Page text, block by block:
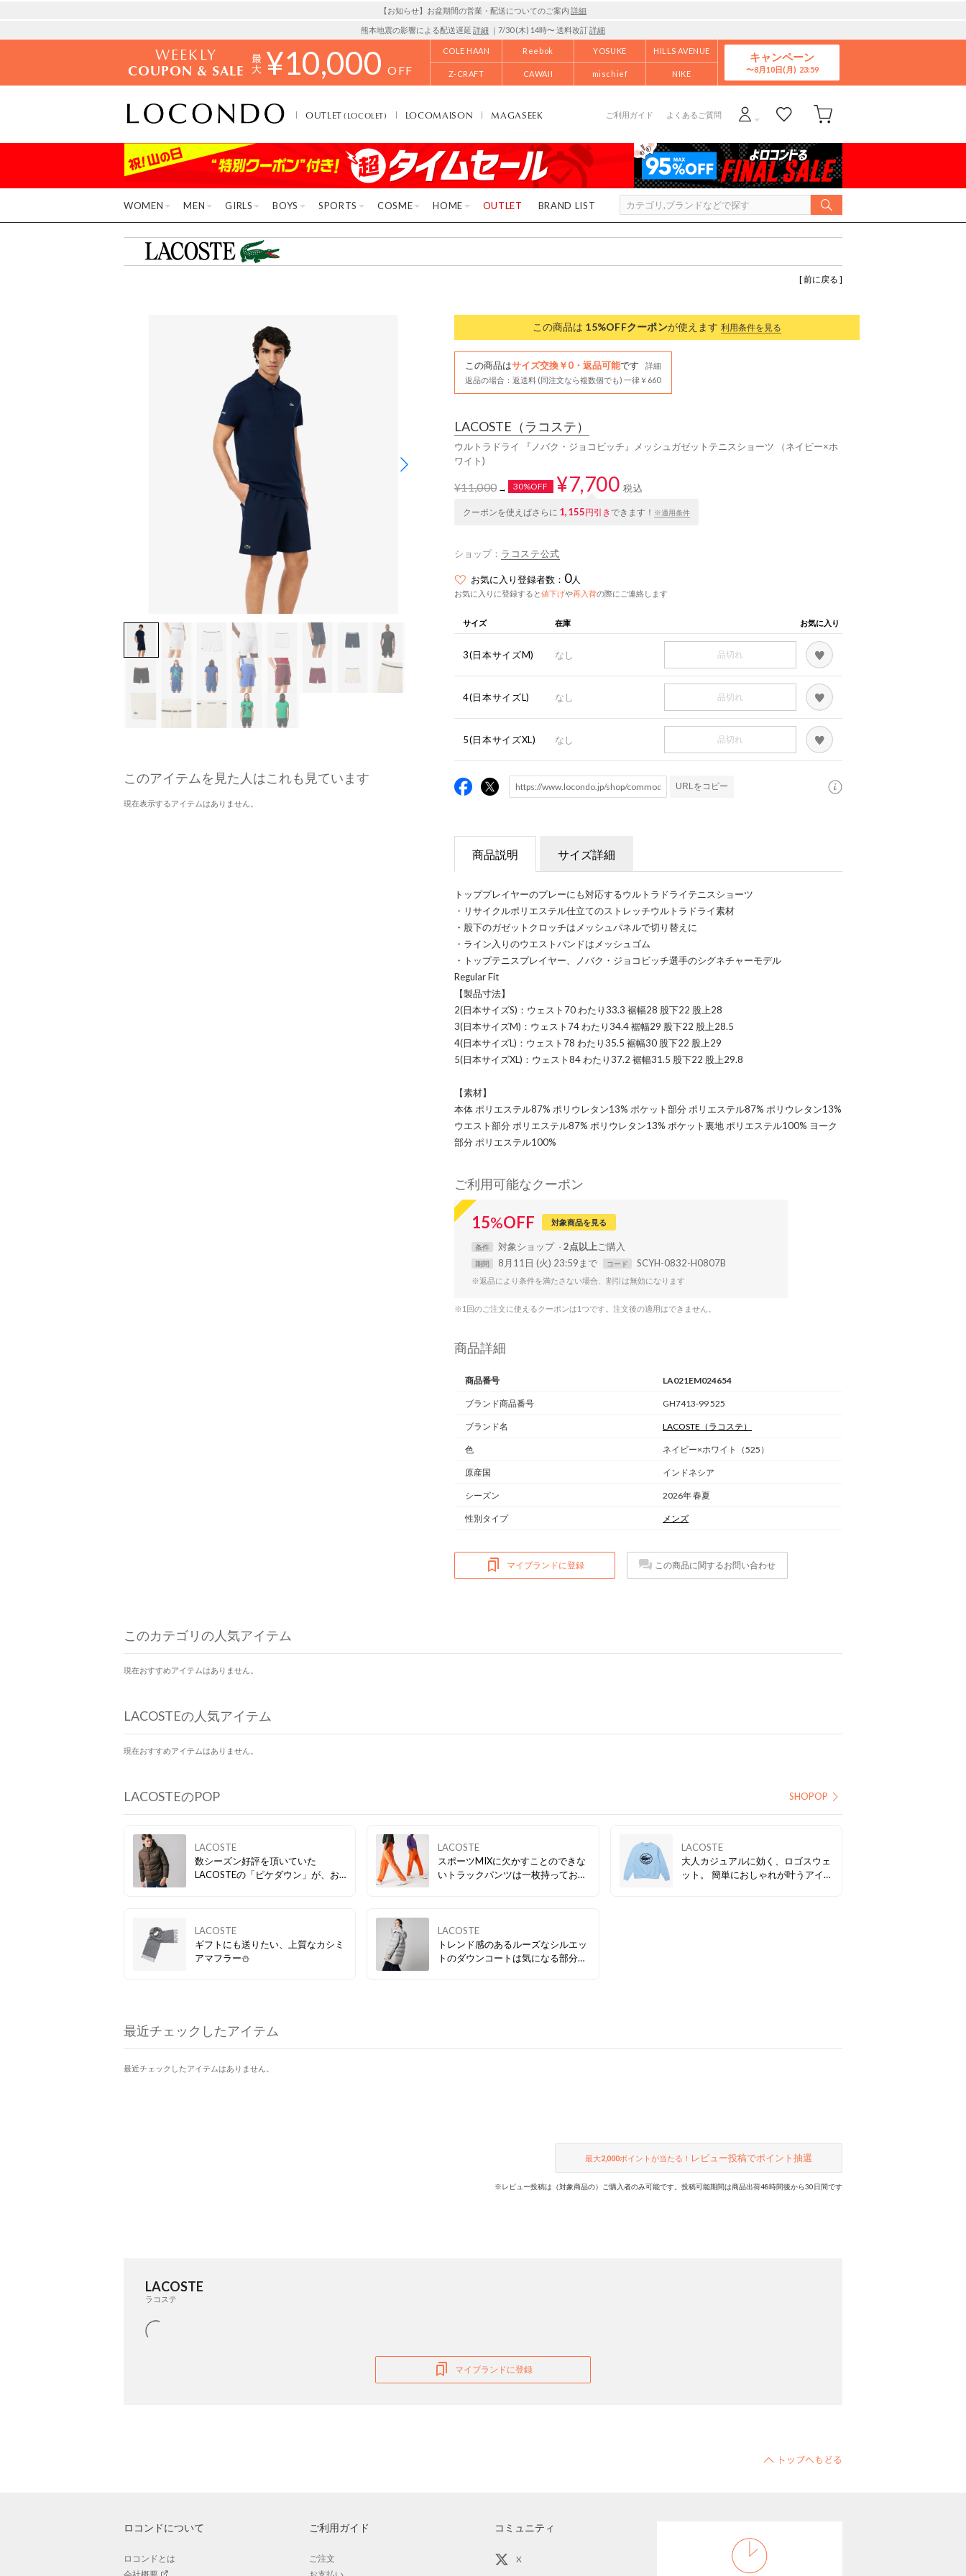
【お知らせ】お盆期間の営業・配送についてのご案内 詳細
熊本地震の影響による配送遅延 詳細 ｜7/30 (木) 14時〜 送料改訂詳細
WEEKLY
COUPON & SALE ¥10,000 OFF
COLE HAAN Reebok YOSUKE HILLS AVENUE
Z-CRAFT CAWAII mischief NIKE
キャンペーン
8月10日(月)
OUTLET(LOCOLET) LOCOMAISON MAGASEEK ご利用ガイド よくあるご質問
WOMEN MEN GIRLS BOYS SPORTS COSME HOME OUTLET BRAND LIST
[ 前に戻る ]
このアイテムを見た人はこれも見ています
現在表示するアイテムはありません。
この商品は 15%OFFクーポンが使えます 利用条件を見る
この商品はサイズ交換￥0・返品可能です
詳細
返品の場合：返送料 (同注文なら複数個でも) 一律￥660
LACOSTE （ラコステ）
ウルトラドライ 『ノバク・ジョコビッチ』メッシュガゼットテニスショーツ （ネイビー×ホ
ワイト)
¥11,000→ 30%OFF ¥7,700 税込
クーポンを使えばさらに 1,155円引きできます！ ※適用条件
ショップ： ラコステ公式
お気に入り登録者数： 0人
お気に入りに登録すると値下げや再入荷の際にご連絡します
サイズ 在庫 お気に入り
3(日本サイズM) なし 品切れ
4(日本サイズL) なし 品切れ
5(日本サイズXL) なし 品切れ
URLをコピー
商品説明 サイズ詳細
トッププレイヤーのプレーにも対応するウルトラドライテニスショーツ
・リサイクルポリエステル仕立てのストレッチウルトラドライ素材
・股下のガゼットクロッチはメッシュパネルで切り替えに
・ライン入りのウエストバンドはメッシュゴム
・トップテニスプレイヤー、ノバク・ジョコビッチ選手のシグネチャーモデル
Regular Fit
【製品寸法】
2(日本サイズS)：ウェスト70 わたり33.3 裾幅28 股下22 股上28
3(日本サイズM)：ウェスト74 わたり34.4 裾幅29 股下22 股上28.5
4(日本サイズL)：ウェスト78 わたり35.5 裾幅30 股下22 股上29
5(日本サイズXL)：ウェスト84 わたり37.2 裾幅31.5 股下22 股上29.8
【素材】
本体 ポリエステル87% ポリウレタン13% ポケット部分 ポリエステル87% ポリウレタン13%
ウエスト部分 ポリエステル87% ポリウレタン13% ポケット裏地 ポリエステル100% ヨーク
部分 ポリエステル100%
ご利用可能なクーポン
15%OFF 対象商品を見る
条件 対象ショップ 2点以上
期間 8月11日 (火) 23:59まで コード SCYH-0832-H0807B
※返品により条件を満たさない場合、割引は無効になります
※1回のご注文に使えるクーポンは1つです。注文後の適用はできません。
商品詳細
商品番号 LA021EM024654
ブランド商品番号 GH7413-99 525
ブランド名 LACOSTE （ラコステ）
色 ネイビー×ホワイト（525）
原産国 インドネシア
シーズン 2026年 春夏
性別タイプ メンズ
マイブランドに登録 この商品に関するお問い合わせ
このカテゴリの人気アイテム
現在おすすめアイテムはありません。
LACOSTEの人気アイテム
現在おすすめアイテムはありません。
LACOSTEのPOP SHOPOP
LACOSTE
数シーズン好評を頂いていた
LACOSTEの「ピケダウン」が、お
LACOSTE
スポーツMIXに欠かすことのできな
いトラックパンツは一枚持っておく
LACOSTE
大人カジュアルに効く、ロゴスウェ
ット。 簡単におしゃれが叶うアイテ
LACOSTE
ギフトにも送りたい、上質なカシミ
アマフラー⛄
LACOSTE
トレンド感のあるルーズなシルエッ
トのダウンコートは気になる部分も
最近チェックしたアイテム
最近チェックしたアイテムはありません。
最大2,000ポイントが当たる！ レビュー投稿でポイント抽選
※レビュー投稿は（対象商品の）ご購入者のみ可能です。投稿可能期間は商品出荷48時間後から30日間です
LACOSTE
ラコステ
マイブランドに登録
ロコンドについて
ロコンドとは
ご利用ガイド
ご注文
コミュニティ
X